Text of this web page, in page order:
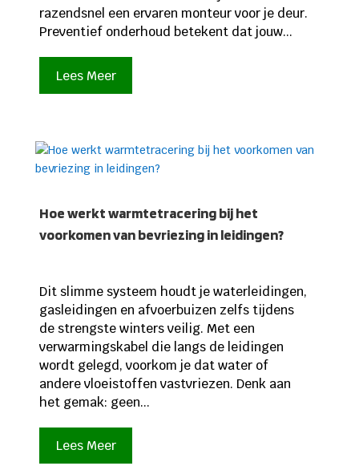
razendsnel een ervaren monteur voor je deur.
Preventief onderhoud betekent dat jouw...
Lees Meer
Hoe werkt warmtetracering bij het
voorkomen van bevriezing in leidingen?
Dit slimme systeem houdt je waterleidingen,
gasleidingen en afvoerbuizen zelfs tijdens
de strengste winters veilig. Met een
verwarmingskabel die langs de leidingen
wordt gelegd, voorkom je dat water of
andere vloeistoffen vastvriezen. Denk aan
het gemak: geen...
Lees Meer